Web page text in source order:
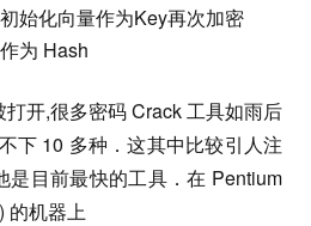
始化向量作为Key再次加密
为 Hash
打开,很多密码 Crack 工具如雨后
下 10 多种．这其中比较引人注
是目前最快的工具．在 Pentium
的机器上